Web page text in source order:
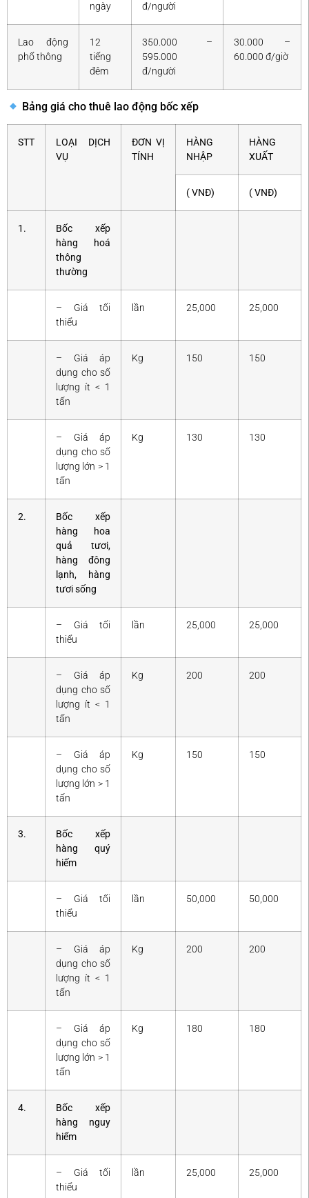
ngày
đ/người
Lao động
phổ thông
12
tiếng
đêm
350.000 –
595.000
đ/người
30.000 –
60.000 đ/giờ
Bảng giá cho thuê lao động bốc xếp
STT
LOẠI DỊCH
VỤ
ĐƠN VỊ
TÍNH
HÀNG
NHẬP
HÀNG
XUẤT
( VNĐ) ( VNĐ)
1.
Bốc xếp
hàng hoá
thông
thường
– Giá tối
thiểu
lần 25,000 25,000
– Giá áp
dụng cho số
lượng ít < 1
tấn
Kg 150 150
– Giá áp
dụng cho số
lượng lớn > 1
tấn
Kg 130 130
2.
Bốc xếp
hàng hoa
quả tươi,
hàng đông
lạnh, hàng
tươi sống
– Giá tối
thiểu
lần 25,000 25,000
– Giá áp
dụng cho số
lượng ít < 1
tấn
Kg 200 200
– Giá áp
dụng cho số
lượng lớn > 1
tấn
Kg 150 150
3.
Bốc xếp
hàng quý
hiếm
– Giá tối
thiểu
lần 50,000 50,000
– Giá áp
dụng cho số
lượng ít < 1
tấn
Kg 200 200
– Giá áp
dụng cho số
lượng lớn > 1
tấn
Kg 180 180
4.
Bốc xếp
hàng nguy
hiểm
– Giá tối
thiểu
lần 25,000 25,000